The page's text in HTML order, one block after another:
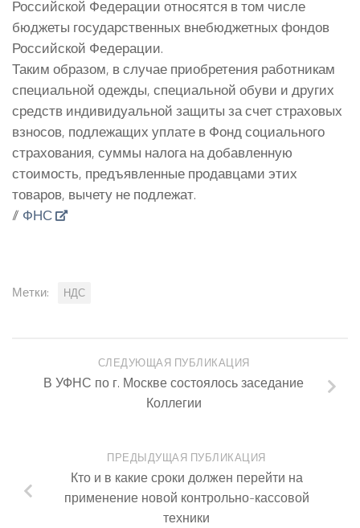
Российской Федерации относятся в том числе
бюджеты государственных внебюджетных фондов
Российской Федерации.
Таким образом, в случае приобретения работникам
специальной одежды, специальной обуви и других
средств индивидуальной защиты за счет страховых
взносов, подлежащих уплате в Фонд социального
страхования, суммы налога на добавленную
стоимость, предъявленные продавцами этих
товаров, вычету не подлежат.
// ФНС
Метки: НДС
СЛЕДУЮЩАЯ ПУБЛИКАЦИЯ
В УФНС по г. Москве состоялось заседание
Коллегии
ПРЕДЫДУЩАЯ ПУБЛИКАЦИЯ
Кто и в какие сроки должен перейти на
применение новой контрольно-кассовой
техники